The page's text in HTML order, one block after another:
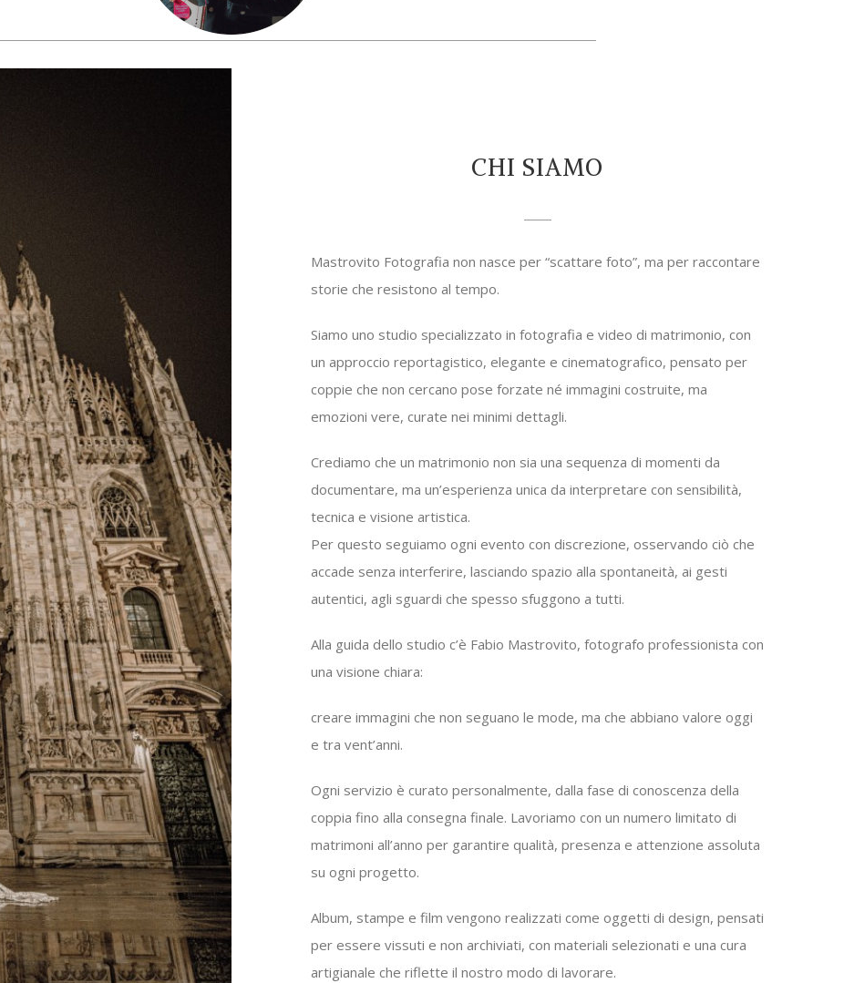
CHI SIAMO
Mastrovito Fotografia non nasce per “scattare foto”, ma per raccontare
storie che resistono al tempo.
Siamo uno studio specializzato in fotografia e video di matrimonio, con
un approccio reportagistico, elegante e cinematografico, pensato per
coppie che non cercano pose forzate né immagini costruite, ma
emozioni vere, curate nei minimi dettagli.
Crediamo che un matrimonio non sia una sequenza di momenti da
documentare, ma un’esperienza unica da interpretare con sensibilità,
tecnica e visione artistica.
Per questo seguiamo ogni evento con discrezione, osservando ciò che
accade senza interferire, lasciando spazio alla spontaneità, ai gesti
autentici, agli sguardi che spesso sfuggono a tutti.
Alla guida dello studio c’è Fabio Mastrovito, fotografo professionista con
una visione chiara:
creare immagini che non seguano le mode, ma che abbiano valore oggi
e tra vent’anni.
Ogni servizio è curato personalmente, dalla fase di conoscenza della
coppia fino alla consegna finale. Lavoriamo con un numero limitato di
matrimoni all’anno per garantire qualità, presenza e attenzione assoluta
su ogni progetto.
Album, stampe e film vengono realizzati come oggetti di design, pensati
per essere vissuti e non archiviati, con materiali selezionati e una cura
artigianale che riflette il nostro modo di lavorare.